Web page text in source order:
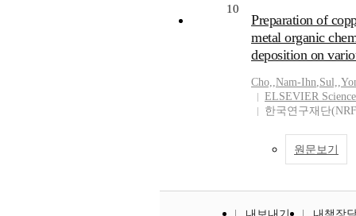
10
Preparation of
metal organic
deposition on
Cho,,Nam-Ihn,Sul,,
ELSEVIER
한국연구재단
원문보기